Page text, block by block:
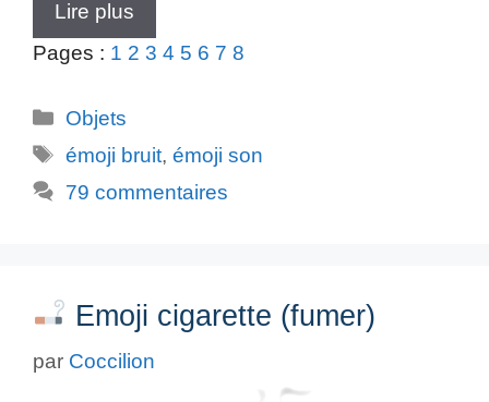
Lire plus
Pages : 1 2 3 4 5 6 7 8
Catégories
Objets
Étiquettes
émoji bruit,émoji son
79 commentaires
Emoji cigarette (fumer)
par Coccilion